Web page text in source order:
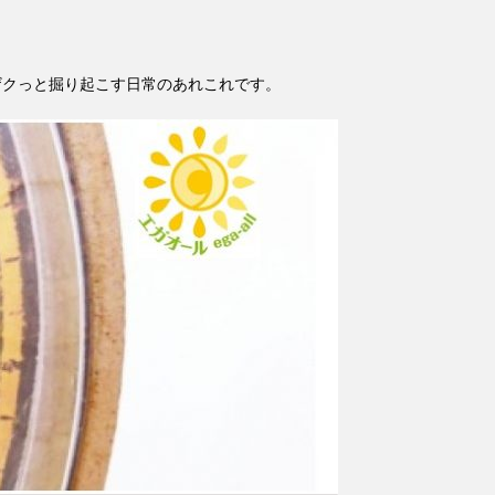
と掘り起こす日常のあれこれです。